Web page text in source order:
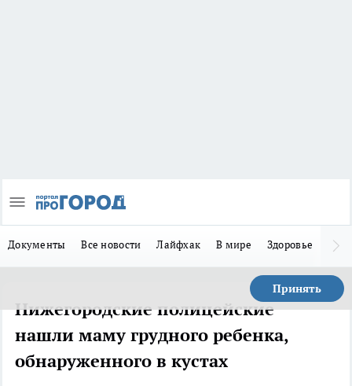
Документы Все новости Лайфхак В мире Здоровье
Принять
Нижегородские полицейские
нашли маму грудного ребенка,
обнаруженного в кустах